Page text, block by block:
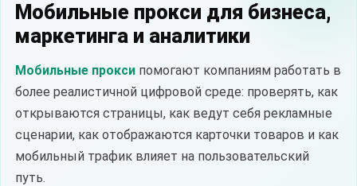
Мобильные прокси для бизнеса,
маркетинга и аналитики
Мобильные прокси помогают компаниям работать в
более реалистичной цифровой среде: проверять, как
открываются страницы, как ведут себя рекламные
сценарии, как отображаются карточки товаров и как
мобильный трафик влияет на пользовательский
путь.